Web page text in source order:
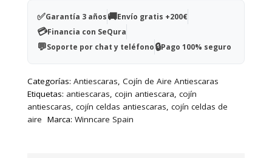
aire
Kineris
33x33x7cm
válvula
cantidad
✅Garantía 3 años🚚Envío gratis +200€
💳Financia con SeQura
💬Soporte por chat y teléfono🔒Pago 100% seguro
Categorías: Antiescaras, Cojín de Aire Antiescaras
Etiquetas: antiescaras, cojin antiescara, cojín
antiescaras, cojín celdas antiescaras, cojín celdas de
aire Marca: Winncare Spain